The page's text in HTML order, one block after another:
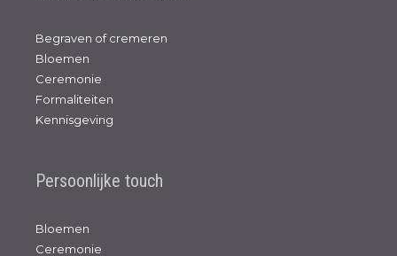
Begraven of cremeren
Bloemen
Ceremonie
Formaliteiten
Kennisgeving
Persoonlijke touch
Bloemen
Ceremonie